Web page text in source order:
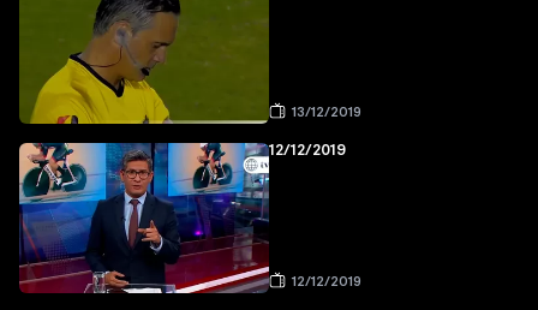
13/12/2019
12/12/2019
12/12/2019